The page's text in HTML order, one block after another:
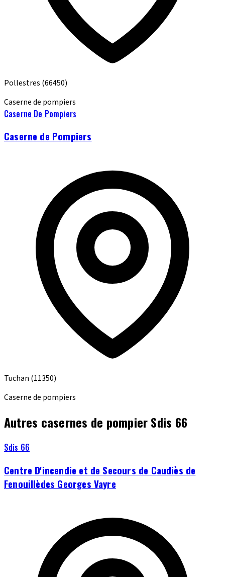
Pollestres (66450)
Caserne de pompiers
Caserne De Pompiers
Caserne de Pompiers
Tuchan (11350)
Caserne de pompiers
Autres casernes de pompier Sdis 66
Sdis 66
Centre D'incendie et de Secours de Caudiès de
Fenouillèdes Georges Vayre